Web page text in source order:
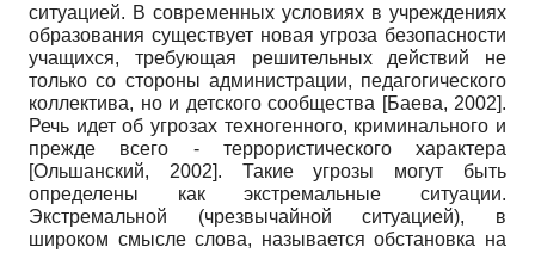
ситуацией. В современных условиях в учреждениях
образования существует новая угроза безопасности
учащихся, требующая решительных действий не
только со стороны администрации, педагогического
коллектива, но и детского сообщества [Баева, 2002].
Речь идет об угрозах техногенного, криминального и
прежде всего - террористического характера
[Ольшанский, 2002]. Такие угрозы могут быть
определены как экстремальные ситуации.
Экстремальной (чрезвычайной ситуацией), в
широком смысле слова, называется обстановка на